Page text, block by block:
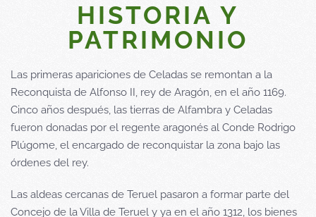
HISTORIA Y
PATRIMONIO
Las primeras apariciones de Celadas se remontan a la
Reconquista de Alfonso II, rey de Aragón, en el año 1169.
Cinco años después, las tierras de Alfambra y Celadas
fueron donadas por el regente aragonés al Conde Rodrigo
Plúgome, el encargado de reconquistar la zona bajo las
órdenes del rey.
Las aldeas cercanas de Teruel pasaron a formar parte del
Concejo de la Villa de Teruel y ya en el año 1312, los bienes